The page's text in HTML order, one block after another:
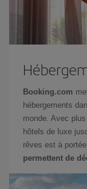
Booking.com
hébergements
monde. Avec
hôtels de luxe
rêves est à
permettent de